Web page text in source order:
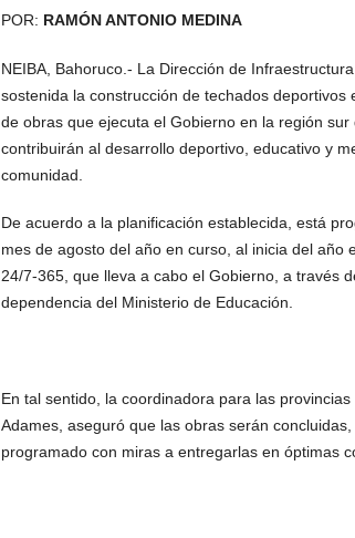
POR: RAMÓN ANTONIO MEDINA
NEIBA, Bahoruco.- La Dirección de
sostenida la construcción de techados
de obras que ejecuta el Gobierno en la región
contribuirán al desarrollo deportivo, educativo y
comunidad.
De acuerdo a la planificación establecida, está
mes de agosto del año en curso, al inicia del año
24/7-365, que lleva a cabo el Gobierno, a través
dependencia del Ministerio de Educación.
En tal sentido, la coordinadora para las
Adames, aseguró que las obras serán
programado con miras a entregarlas en óptimas